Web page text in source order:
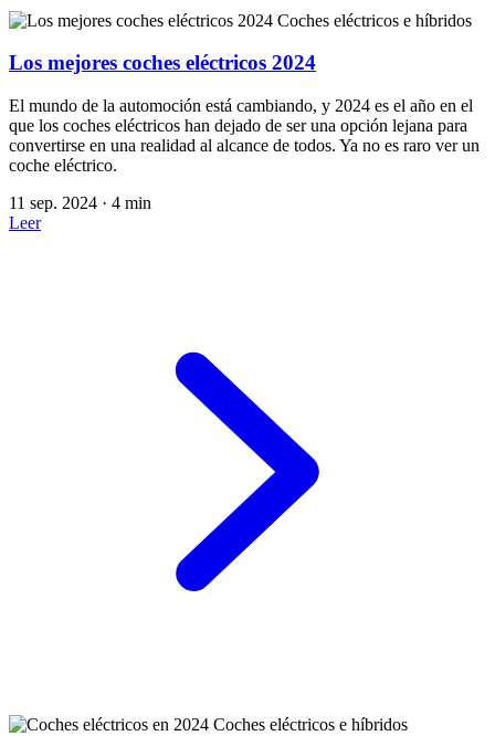
Coches eléctricos e híbridos
Los mejores coches eléctricos 2024
El mundo de la automoción está cambiando, y 2024 es el año en el
que los coches eléctricos han dejado de ser una opción lejana para
convertirse en una realidad al alcance de todos. Ya no es raro ver un
coche eléctrico.
11 sep. 2024 · 4 min
Leer
Coches eléctricos e híbridos